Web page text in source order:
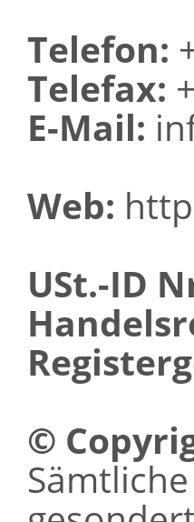
Telefon:
Telefax:
E-Mail:
Web:
USt.-ID
©